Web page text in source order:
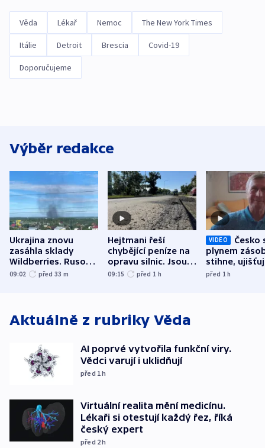
Věda Lékař Nemoc The New York Times
Itálie Detroit Brescia Covid-19
Doporučujeme
Výběr redakce
Ukrajina znovu
zasáhla sklady
Wildberries. Rusové
útočili v Charkovské
09:02 před 33 m
Hejtmani řeší
chybějící peníze na
opravu silnic. Jsou
nenárokové, namítá
09:15 před 1 h
VIDEO
Česko
plynem
stihne,
expert.
před 1h
Aktuálně z rubriky Věda
AI poprvé vytvořila funkční viry.
Vědci varují i uklidňují
před 1h
Virtuální realita mění medicínu.
Lékaři si otestují každý řez, říká
český expert
před 2h